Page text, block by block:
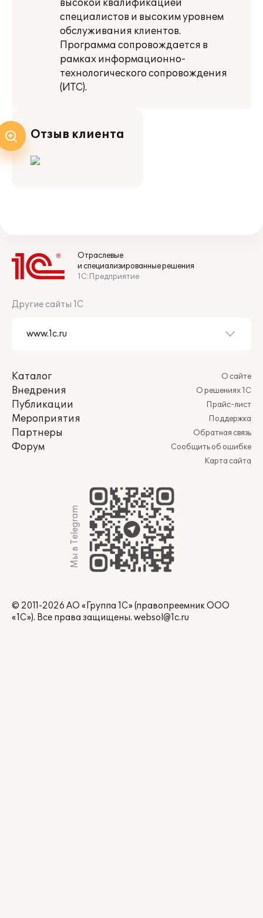
высокой квалификацией
специалистов и высоким уровнем
обслуживания клиентов.
Программа сопровождается в
рамках информационно-
технологического сопровождения
(ИТС).
Отзыв клиента
Отраслевые
и специализированные решения
1С:Предприятие
Другие сайты 1С
Каталог
Внедрения
Публикации
Мероприятия
Партнеры
Форум
О сайте
О решениях 1С
Прайс-лист
Поддержка
Обратная связь
Сообщить об ошибке
Карта сайта
Мы в Telegram
© 2011-2026 АО «Группа 1С» (правопреемник ООО
«1С»). Все права защищены. websol@1c.ru